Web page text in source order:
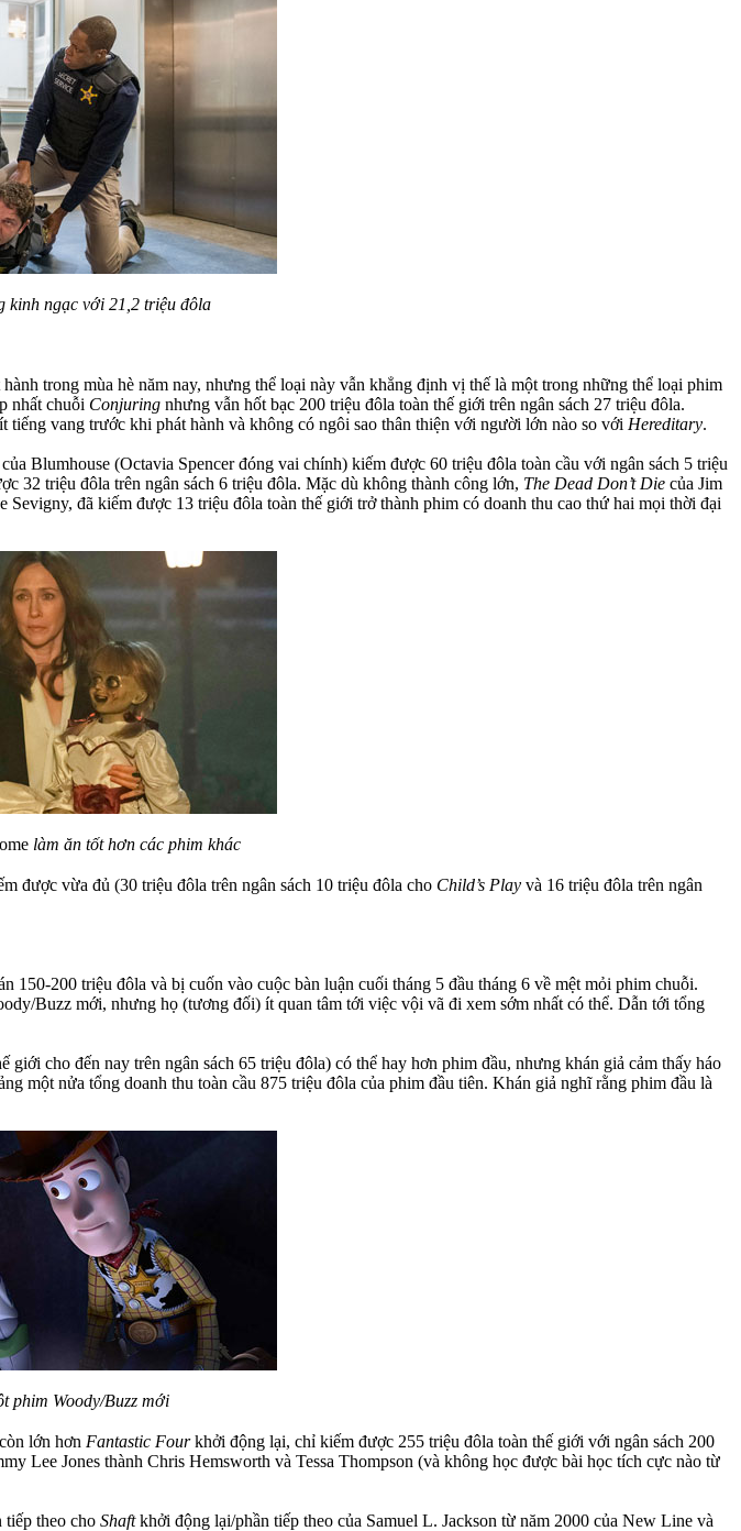
kinh ngạc với 21,2 triệu đôla
trong mùa hè năm nay, nhưng thể loại này vẫn khẳng định vị thế là một trong những thể loại phim
nhất chuỗi Conjuring nhưng vẫn hốt bạc 200 triệu đôla toàn thế giới trên ngân sách 27 triệu đôla.
tiếng vang trước khi phát hành và không có ngôi sao thân thiện với người lớn nào so với Hereditary.
của Blumhouse (Octavia Spencer đóng vai chính) kiếm được 60 triệu đôla toàn cầu với ngân sách 5 triệu
32 triệu đôla trên ngân sách 6 triệu đôla. Mặc dù không thành công lớn, The Dead Don’t Die của Jim
đã kiếm được 13 triệu đôla toàn thế giới trở thành phim có doanh thu cao thứ hai mọi thời đại
làm ăn tốt hơn các phim khác
được vừa đủ (30 triệu đôla trên ngân sách 10 triệu đôla cho Child’s Play và 16 triệu đôla trên ngân
200 triệu đôla và bị cuốn vào cuộc bàn luận cuối tháng 5 đầu tháng 6 về mệt mỏi phim chuỗi.
Buzz mới, nhưng họ (tương đối) ít quan tâm tới việc vội vã đi xem sớm nhất có thể. Dẫn tới tổng
giới cho đến nay trên ngân sách 65 triệu đôla) có thể hay hơn phim đầu, nhưng khán giả cảm thấy háo
một nửa tổng doanh thu toàn cầu 875 triệu đôla của phim đầu tiên. Khán giả nghĩ rằng phim đầu là
phim Woody/Buzz mới
lớn hơn Fantastic Fourkhởi động lại, chỉ kiếm được 255 triệu đôla toàn thế giới với ngân sách 200
Lee Jones thành Chris Hemsworth và Tessa Thompson (và không học được bài học tích cực nào từ
tiếp theo cho Shaftkhởi động lại/phần tiếp theo của Samuel L. Jackson từ năm 2000 của New Line và